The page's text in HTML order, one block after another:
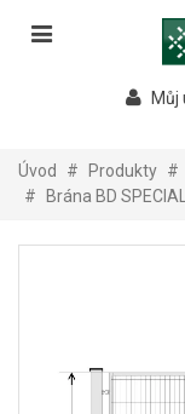
Můj
Úvod # Produkty #
#
Brána BD